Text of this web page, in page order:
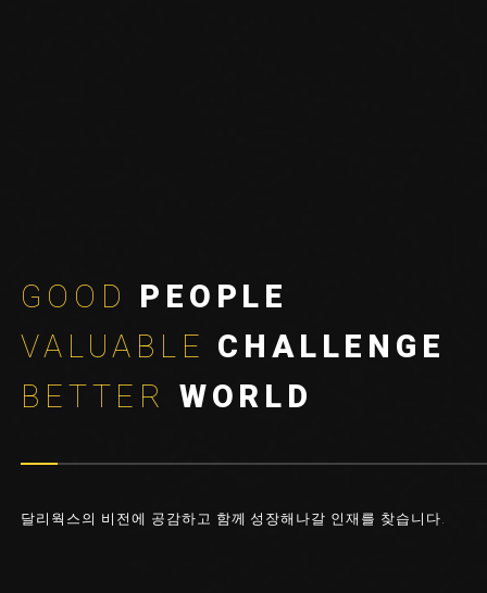
GOOD PEOPLE
VALUABLE CHALLENGE
BETTER WORLD
달리웍스의 비전에 공감하고 함께 성장해나갈 인재를 찾습니다.